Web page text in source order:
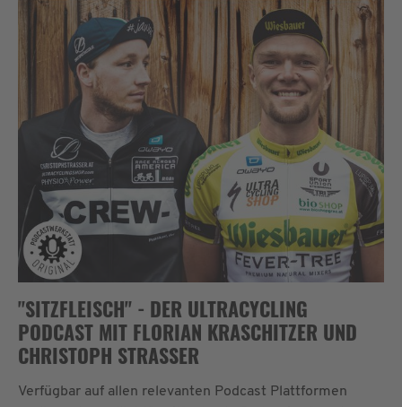
"SITZFLEISCH" - DER ULTRACYCLING
PODCAST MIT FLORIAN KRASCHITZER UND
CHRISTOPH STRASSER
Verfügbar auf allen relevanten Podcast Plattformen